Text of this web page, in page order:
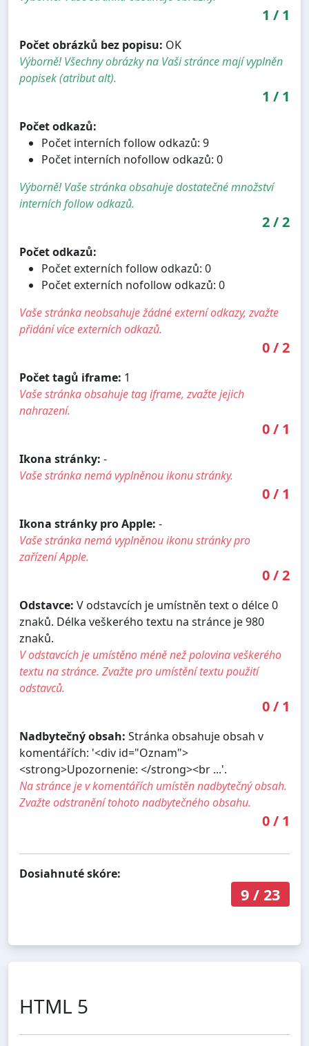
1 / 1
Počet obrázků bez popisu: OK
Výborně! Všechny obrázky na Vaši stránce mají vyplněn
popisek (atribut alt).
1 / 1
Počet odkazů:
Počet interních follow odkazů: 9
Počet interních nofollow odkazů: 0
Výborně! Vaše stránka obsahuje dostatečné množství
interních follow odkazů.
2/2
Počet odkazů:
Počet externích follow odkazů: 0
Počet externích nofollow odkazů: 0
Vaše stránka neobsahuje žádné externí odkazy, zvažte
přidání více externích odkazů.
0/2
Počet tagů iframe: 1
Vaše stránka obsahuje tag iframe, zvažte jejich
nahrazení.
0/ 1
Ikona stránky: -
Vaše stránka nemá vyplněnou ikonu stránky.
0/ 1
Ikona stránky pro Apple: -
Vaše stránka nemá vyplněnou ikonu stránky pro
zařízení Apple.
0/2
Odstavce: V odstavcích je umístněn text o délce 0
znaků. Délka veškerého textu na stránce je 980
znaků.
V odstavcích je umístěno méně než polovina veškerého
textu na stránce. Zvažte pro umístění textu použití
odstavců.
0/ 1
Nadbytečný obsah: Stránka obsahuje obsah v
komentářích: '<div id="Oznam">
<strong>Upozornenie: </strong><br ...'.
Na stránce je v komentářích umístěn nadbytečný obsah.
Zvažte odstranění tohoto nadbytečného obsahu.
0/ 1
Dosiahnuté skóre:
9/ 23
HTML 5